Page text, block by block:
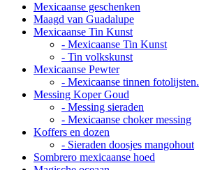
Mexicaanse geschenken
Maagd van Guadalupe
Mexicaanse Tin Kunst
- Mexicaanse Tin Kunst
- Tin volkskunst
Mexicaanse Pewter
- Mexicaanse tinnen fotolijsten.
Messing Koper Goud
- Messing sieraden
- Mexicaanse choker messing
Koffers en dozen
- Sieraden doosjes mangohout
Sombrero mexicaanse hoed